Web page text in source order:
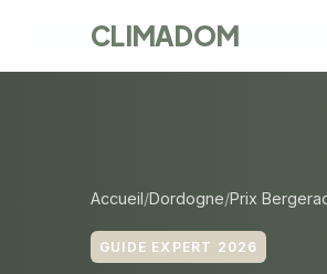
CLIMADOM
Accueil Dordogne Prix
GUIDE EXPERT 2026